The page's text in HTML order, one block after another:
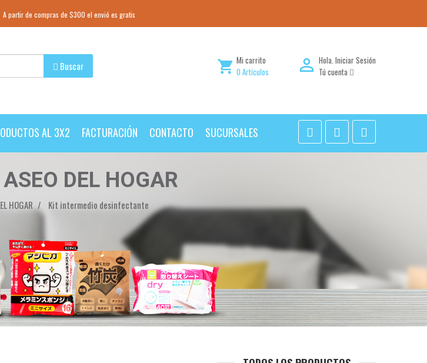
A partir de compras de $300 el envió es gratis
Buscar  Hola. Iniciar Sesión
Tú cuenta
shopping_cart Mi carrito
0 Artículos
AL 3X2 FACTURACIÓN CONTACTO SUCURSALES
DEL HOGAR
HOGAR Kit intermedio desinfectante